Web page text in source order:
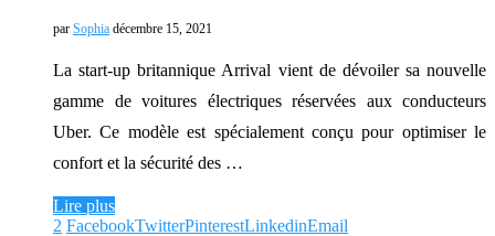
par Sophia décembre 15, 2021
La start-up britannique Arrival vient de dévoiler sa nouvelle
gamme de voitures électriques réservées aux conducteurs
Uber. Ce modèle est spécialement conçu pour optimiser le
confort et la sécurité des …
Lire plus
2 FacebookTwitterPinterestLinkedinEmail